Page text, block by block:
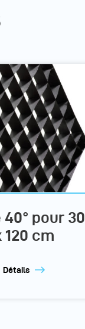
pour 30
120 cm
Détails